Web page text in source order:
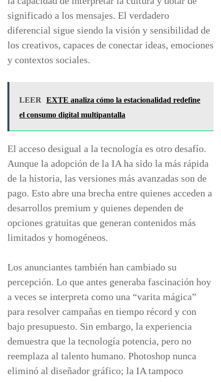
significado a los mensajes. El verdadero
diferencial sigue siendo la visión y sensibilidad de
los creativos, capaces de conectar ideas, emociones
y contextos sociales.
LEER EXTE analiza cómo la estacionalidad redefine
el consumo digital multipantalla
El acceso desigual a la tecnología es otro desafío.
Aunque la adopción de la IA ha sido la más rápida
de la historia, las versiones más avanzadas son de
pago. Esto abre una brecha entre quienes acceden a
desarrollos premium y quienes dependen de
opciones gratuitas que generan contenidos más
limitados y homogéneos.
Los anunciantes también han cambiado su
percepción. Lo que antes generaba fascinación hoy
a veces se interpreta como una “varita mágica”
para resolver campañas en tiempo récord y con
bajo presupuesto. Sin embargo, la experiencia
demuestra que la tecnología potencia, pero no
reemplaza al talento humano. Photoshop nunca
eliminó al diseñador gráfico; la IA tampoco